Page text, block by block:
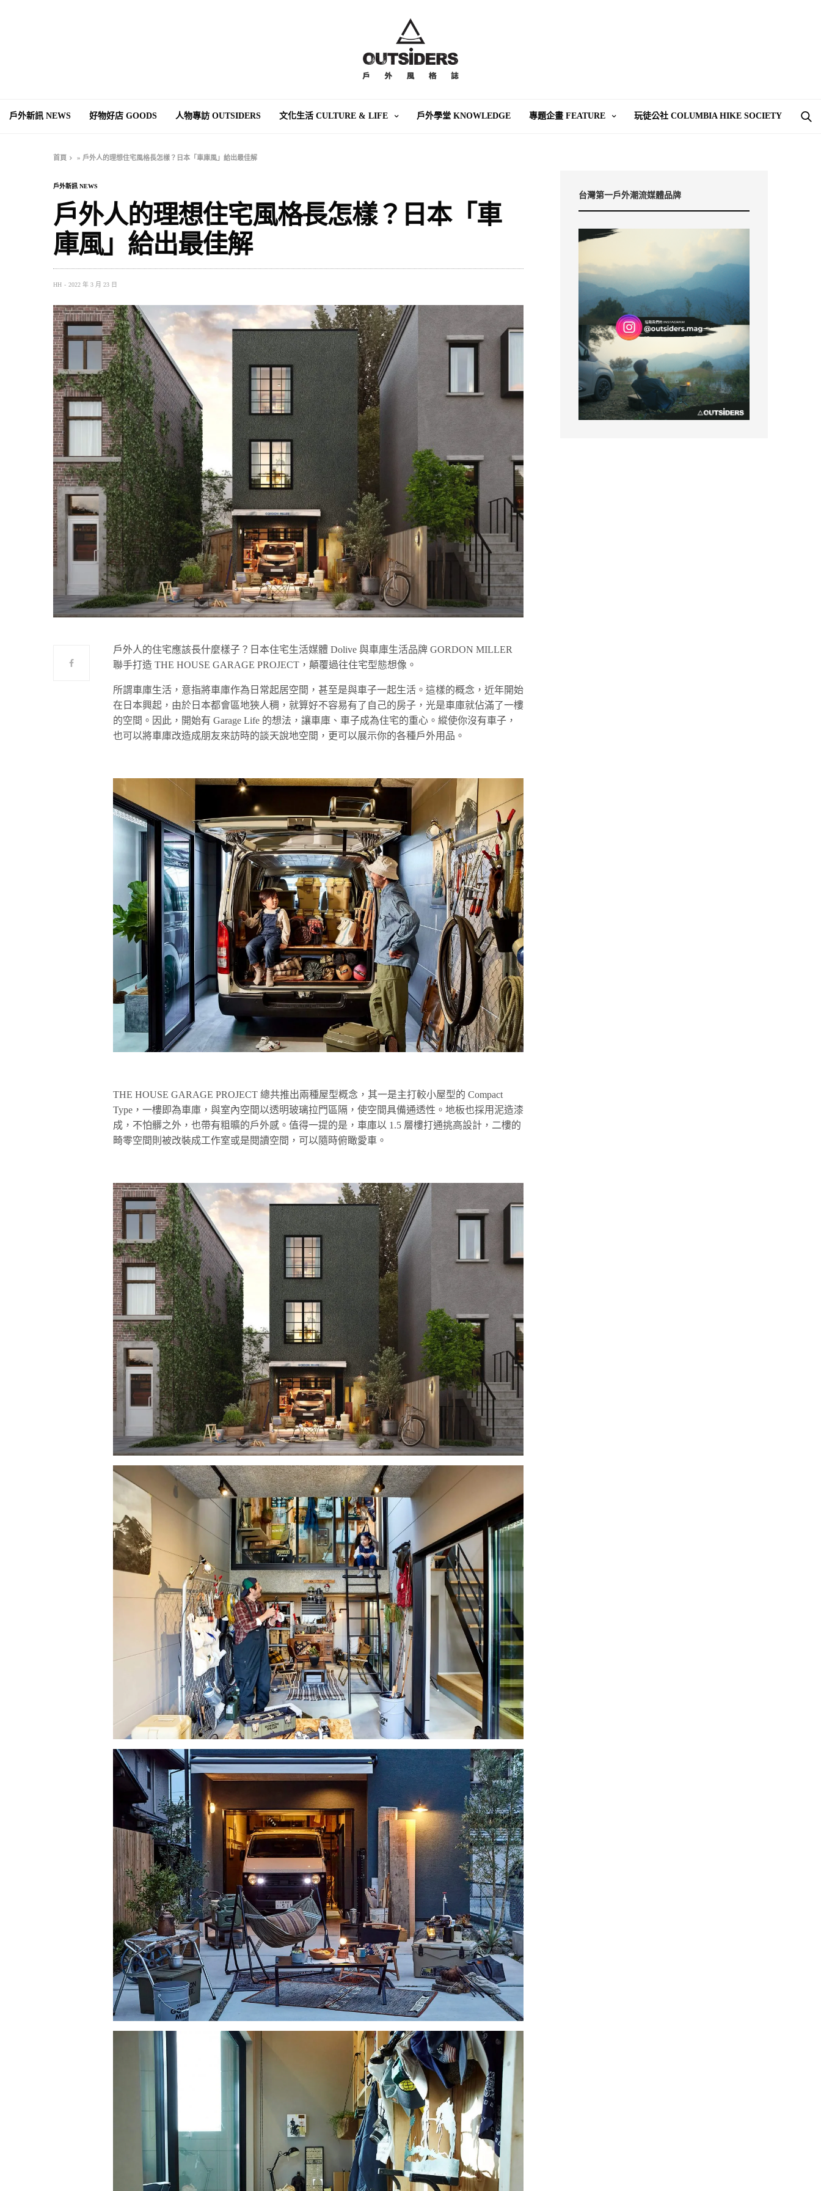
戶外新訊 NEWS 好物好店 GOODS 人物專訪 OUTSIDERS 文化生活 CULTURE & LIFE 戶外學堂 KNOWLEDGE 專題企畫 FEATURE 玩徒公社 COLUMBIA HIKE SOCIETY
首頁 » 戶外人的理想住宅風格長怎樣？日本「車庫風」給出最佳解
戶外新訊 NEWS
戶外人的理想住宅風格長怎樣？日本「車
庫風」給出最佳解
HH 2022 年 3 月 23 日
戶外人的住宅應該長什麼樣子？日本住宅生活媒體 Dolive 與車庫生活品牌 GORDON MILLER
聯手打造 THE HOUSE GARAGE PROJECT，顛覆過往住宅型態想像。
所謂車庫生活，意指將車庫作為日常起居空間，甚至是與車子一起生活。這樣的概念，近年開始
在日本興起，由於日本都會區地狹人稠，就算好不容易有了自己的房子，光是車庫就佔滿了一樓
的空間。因此，開始有 Garage Life 的想法，讓車庫、車子成為住宅的重心。縱使你沒有車子，
也可以將車庫改造成朋友來訪時的談天說地空間，更可以展示你的各種戶外用品。
THE HOUSE GARAGE PROJECT 總共推出兩種屋型概念，其一是主打較小屋型的 Compact
Type，一樓即為車庫，與室內空間以透明玻璃拉門區隔，使空間具備通透性。地板也採用泥造漆
成，不怕髒之外，也帶有粗曠的戶外感。值得一提的是，車庫以 1.5 層樓打通挑高設計，二樓的
畸零空間則被改裝成工作室或是閱讀空間，可以隨時俯瞰愛車。
台灣第一戶外潮流媒體品牌